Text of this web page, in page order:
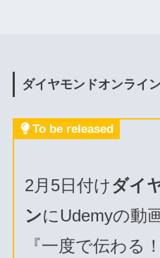
ダイヤモンドオンライ
To be released
2月5日付けダイ
ンにUdemyの動
『一度で伝わる